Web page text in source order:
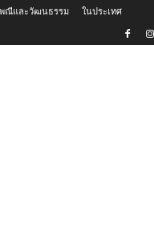
พณีและวัฒนธรรม ในประเทศ